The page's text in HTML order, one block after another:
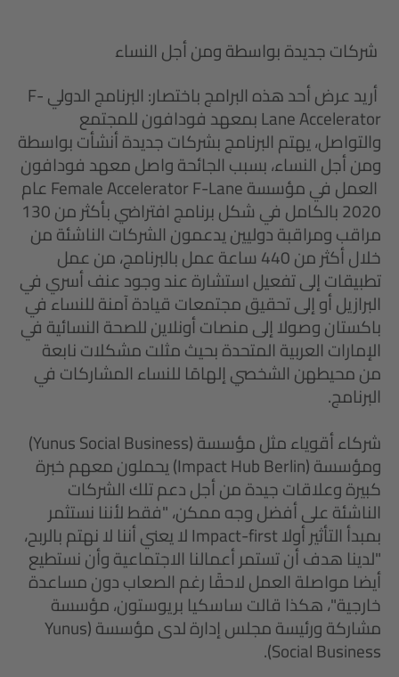
شركات جديدة بواسطة ومن أجل النساء
أريد عرض أحد هذه البرامج باختصار: البرنامج الدولي F-
Lane Accelerator بمعهد فودافون للمجتمع
والتواصل، يهتم البرنامج بشركات جديدة أنشأت بواسطة
ومن أجل النساء، بسبب الجائحة واصل معهد فودافون
العمل في مؤسسة Female Accelerator F-Lane عام
2020 بالكامل في شكل برنامج افتراضي بأكثر من 130
مراقب ومراقبة دوليين يدعمون الشركات الناشئة من
خلال أكثر من 440 ساعة عمل بالبرنامج، من عمل
تطبيقات إلى تفعيل استشارة عند وجود عنف أسري في
البرازيل أو إلى تحقيق مجتمعات قيادة آمنة للنساء في
باكستان وصولا إلى منصات أونلاين للصحة النسائية في
الإمارات العربية المتحدة بحيث مثلت مشكلات نابعة
من محيطهن الشخصي إلهامًا للنساء المشاركات في
البرنامج.
شركاء أقوياء مثل مؤسسة (Yunus Social Business)
ومؤسسة (Impact Hub Berlin) يحملون معهم خبرة
كبيرة وعلاقات جيدة من أجل دعم تلك الشركات
الناشئة على أفضل وجه ممكن، "فقط لأننا نستثمر
بمبدأ التأثير أولا Impact-first لا يعني أننا لا نهتم بالربح،
"لدينا هدف أن تستمر أعمالنا الاجتماعية وأن نستطيع
أيضا مواصلة العمل لاحقًا رغم الصعاب دون مساعدة
خارجية"، هكذا قالت ساسكيا بريوستون، مؤسسة
مشاركة ورئيسة مجلس إدارة لدى مؤسسة (Yunus
Social Business).